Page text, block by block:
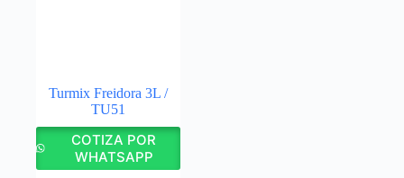
Turmix Freidora 3L /
TU51
COTIZA POR
WHATSAPP